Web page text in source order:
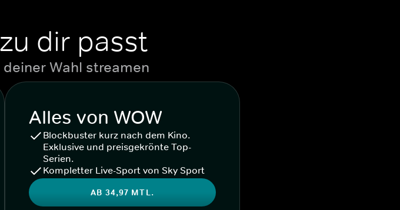
dir passt
Wahl streamen
Alles von WOW
Blockbuster kurz nach dem Kino.
Exklusive und preisgekrönte Top-
Serien.
Kompletter Live-Sport von Sky Sport
AB 34,97 MTL.